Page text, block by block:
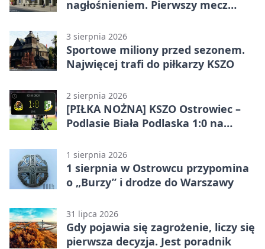
nagłośnieniem. Pierwszy mecz
3 sierpnia 2026
Sportowe miliony przed sezonem.
Najwięcej trafi do piłkarzy KSZO
2 sierpnia 2026
[PIŁKA NOŻNA] KSZO Ostrowiec –
Podlasie Biała Podlaska 1:0 na
(Grupa IV)
1 sierpnia 2026
1 sierpnia w Ostrowcu przypomina
o „Burzy” i drodze do Warszawy
31 lipca 2026
Gdy pojawia się zagrożenie, liczy się
pierwsza decyzja. Jest poradnik